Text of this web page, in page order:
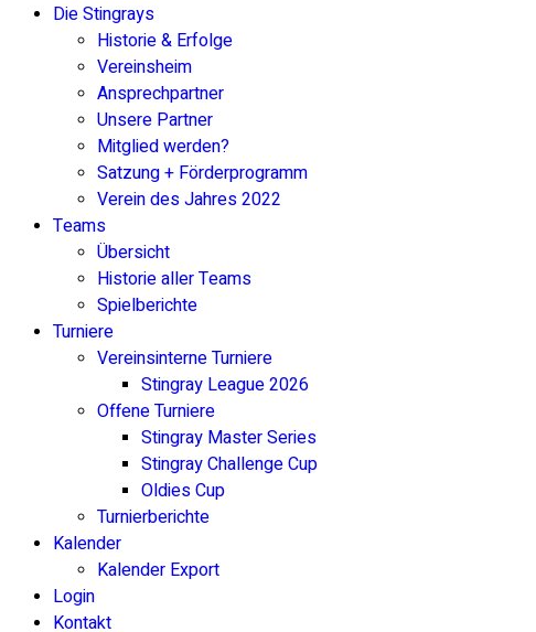
Die Stingrays
Historie & Erfolge
Vereinsheim
Ansprechpartner
Unsere Partner
Mitglied werden?
Satzung + Förderprogramm
Verein des Jahres 2022
Teams
Übersicht
Historie aller Teams
Spielberichte
Turniere
Vereinsinterne Turniere
Stingray League 2026
Offene Turniere
Stingray Master Series
Stingray Challenge Cup
Oldies Cup
Turnierberichte
Kalender
Kalender Export
Login
Kontakt